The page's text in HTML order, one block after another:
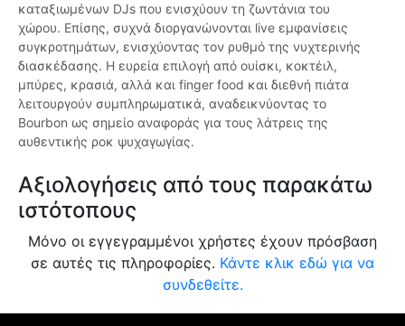
καταξιωμένων DJs που ενισχύουν τη ζωντάνια του
χώρου. Επίσης, συχνά διοργανώνονται live εμφανίσεις
συγκροτημάτων, ενισχύοντας τον ρυθμό της νυχτερινής
διασκέδασης. Η ευρεία επιλογή από ουίσκι, κοκτέιλ,
μπύρες, κρασιά, αλλά και finger food και διεθνή πιάτα
λειτουργούν συμπληρωματικά, αναδεικνύοντας το
Bourbon ως σημείο αναφοράς για τους λάτρεις της
αυθεντικής ροκ ψυχαγωγίας.
Αξιολογήσεις από τους παρακάτω
ιστότοπους
Μόνο οι εγγεγραμμένοι χρήστες έχουν πρόσβαση
σε αυτές τις πληροφορίες. Κάντε κλικ εδώ για να
συνδεθείτε.